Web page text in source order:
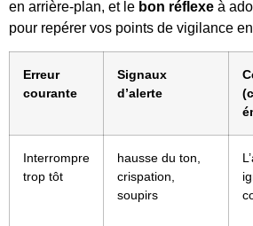
en arrière-plan, et le bon réflexe à
pour repérer vos points de vigilance
Erreur
courante
Signaux
d’alerte
Interrompre
trop tôt
hausse du ton,
crispation,
soupirs